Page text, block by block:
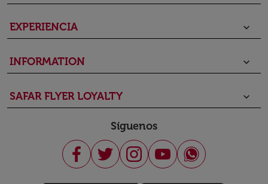
EXPERIENCIA keyboard_arrow_down
INFORMATION keyboard_arrow_down
SAFAR FLYER LOYALTY keyboard_arrow_down
Síguenos